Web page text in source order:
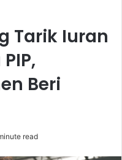
Tarik Iuran
Beri
read